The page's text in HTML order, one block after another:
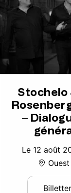
Stochelo
–
Le 12 août